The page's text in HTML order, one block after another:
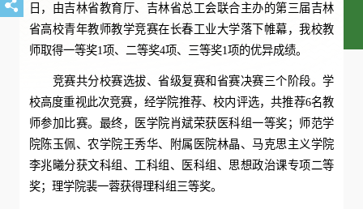
日，由吉林省教育厅、吉林省总工会联合主办的第三届吉林
省高校青年教师教学竞赛在长春工业大学落下帷幕，我校教
师取得一等奖1项、二等奖4项、三等奖1项的优异成绩。
竞赛共分校赛选拔、省级复赛和省赛决赛三个阶段。学
校高度重视此次竞赛，经学院推荐、校内评选，共推荐6名教
师参加比赛。最终，医学院肖斌荣获医科组一等奖；师范学
院陈玉佩、农学院王秀华、附属医院林晶、马克思主义学院
李兆曦分获文科组、工科组、医科组、思想政治课专项二等
奖；理学院裴一蓉获得理科组三等奖。